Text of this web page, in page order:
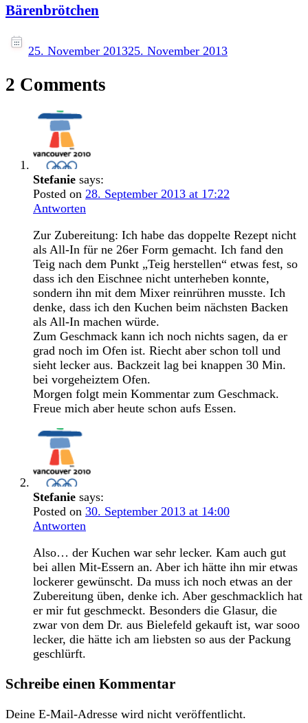
Bärenbrötchen
25. November 201325. November 2013
2 Comments
Stefanie says:
Posted on 28. September 2013 at 17:22
Antworten
Zur Zubereitung: Ich habe das doppelte Rezept nicht
als All-In für ne 26er Form gemacht. Ich fand den
Teig nach dem Punkt „Teig herstellen“ etwas fest, so
dass ich den Eischnee nicht unterheben konnte,
sondern ihn mit dem Mixer reinrühren musste. Ich
denke, dass ich den Kuchen beim nächsten Backen
als All-In machen würde.
Zum Geschmack kann ich noch nichts sagen, da er
grad noch im Ofen ist. Riecht aber schon toll und
sieht lecker aus. Backzeit lag bei knappen 30 Min.
bei vorgeheiztem Ofen.
Morgen folgt mein Kommentar zum Geschmack.
Freue mich aber heute schon aufs Essen.
Stefanie says:
Posted on 30. September 2013 at 14:00
Antworten
Also… der Kuchen war sehr lecker. Kam auch gut
bei allen Mit-Essern an. Aber ich hätte ihn mir etwas
lockerer gewünscht. Da muss ich noch etwas an der
Zubereitung üben, denke ich. Aber geschmacklich hat
er mir fut geschmeckt. Besonders die Glasur, die
zwar von dem Dr. aus Bielefeld gekauft ist, war sooo
lecker, die hätte ich am liebsten so aus der Packung
geschlürft.
Schreibe einen Kommentar
Deine E-Mail-Adresse wird nicht veröffentlicht.